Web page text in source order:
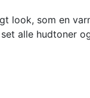
look, som en
alle hudtoner